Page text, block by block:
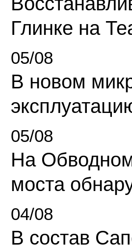
Глинке на
05/08
В новом
05/08
На
моста
04/08
В состав